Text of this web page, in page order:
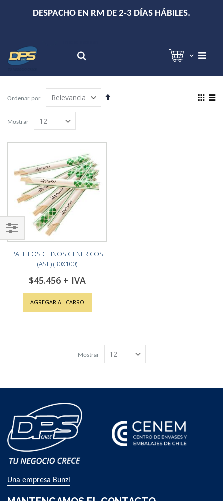
DESPACHO EN RM DE 2-3 DÍAS HÁBILES.
Ordenar por
Establecer
View
Mostrar
PALILLOS CHINOS GENERICOS
(ASL) (30X100)
$45.456
AGREGAR AL CARRO
Mostrar
Shop
By
Una empresa Bunzl